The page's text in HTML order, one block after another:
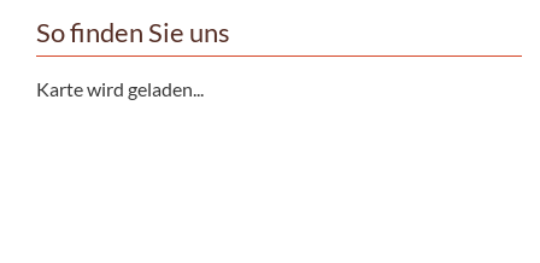
So finden Sie uns
Karte wird geladen...